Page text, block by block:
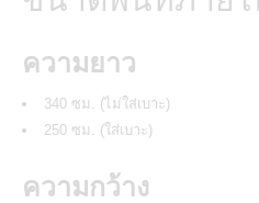
ความยาว
340 ซม. (ไม่ใส่เบาะ)
250 ซม. (ใส่เบาะ)
ความกว้าง